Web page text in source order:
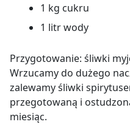
1 kg cukru
1 litr wody
Przygotowanie: śliwki
Wrzucamy do dużego
zalewamy śliwki
przegotowaną i
miesiąc.